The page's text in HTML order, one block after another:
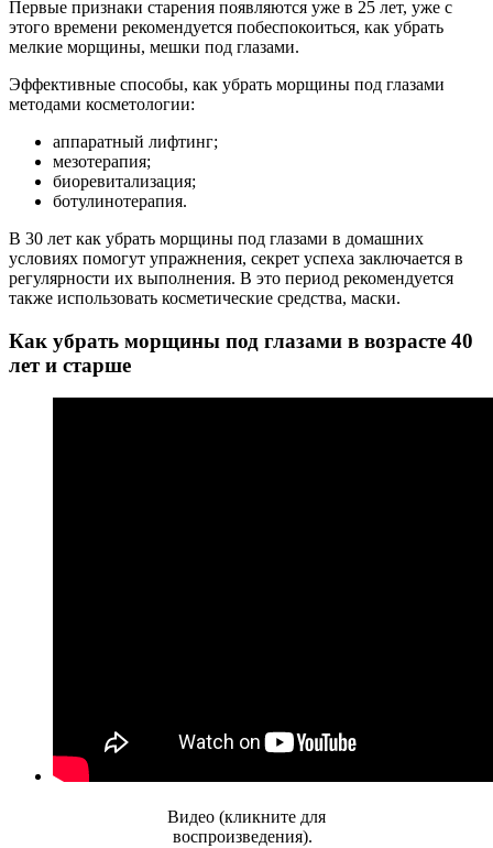
Первые признаки старения появляются уже в 25 лет, уже с
этого времени рекомендуется побеспокоиться, как убрать
мелкие морщины, мешки под глазами.
Эффективные способы, как убрать морщины под глазами
методами косметологии:
аппаратный лифтинг;
мезотерапия;
биоревитализация;
ботулинотерапия.
В 30 лет как убрать морщины под глазами в домашних
условиях помогут упражнения, секрет успеха заключается в
регулярности их выполнения. В это период рекомендуется
также использовать косметические средства, маски.
Как убрать морщины под глазами в возрасте 40
лет и старше
Видео (кликните для
воспроизведения).